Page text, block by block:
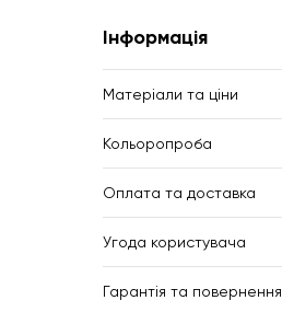
Інформація
Матеріали та ціни
Кольоропроба
Оплата та доставка
Угода користувача
Гарантія та повернення